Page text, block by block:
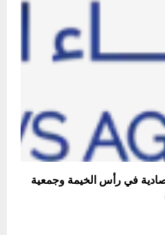
في رأس الخيمة وجمعية